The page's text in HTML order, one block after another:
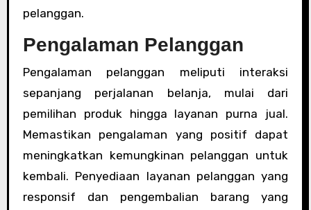
pelanggan.
Pengalaman Pelanggan
Pengalaman pelanggan meliputi interaksi
sepanjang perjalanan belanja, mulai dari
pemilihan produk hingga layanan purna jual.
Memastikan pengalaman yang positif dapat
meningkatkan kemungkinan pelanggan untuk
kembali. Penyediaan layanan pelanggan yang
responsif dan pengembalian barang yang